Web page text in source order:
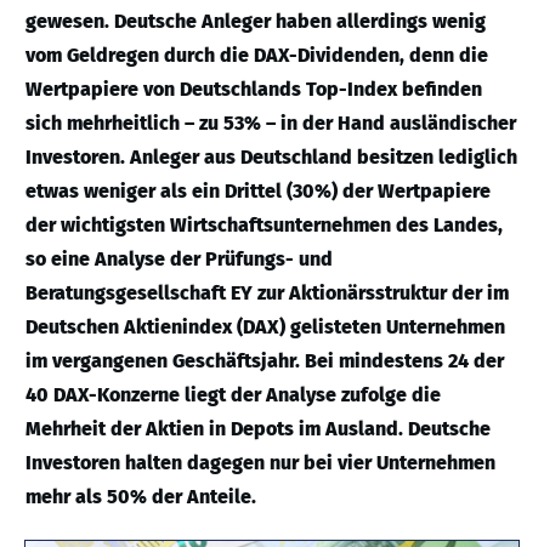
gewesen. Deutsche Anleger haben allerdings wenig
vom Geldregen durch die DAX-Dividenden, denn die
Wertpapiere von Deutschlands Top-Index befinden
sich mehrheitlich – zu 53% – in der Hand ausländischer
Investoren. Anleger aus Deutschland besitzen lediglich
etwas weniger als ein Drittel (30%) der Wertpapiere
der wichtigsten Wirtschaftsunternehmen des Landes,
so eine Analyse der Prüfungs- und
Beratungsgesellschaft EY zur Aktionärsstruktur der im
Deutschen Aktienindex (DAX) gelisteten Unternehmen
im vergangenen Geschäftsjahr. Bei mindestens 24 der
40 DAX-Konzerne liegt der Analyse zufolge die
Mehrheit der Aktien in Depots im Ausland. Deutsche
Investoren halten dagegen nur bei vier Unternehmen
mehr als 50% der Anteile.